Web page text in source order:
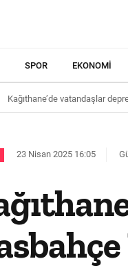
SPOR EKONOMI
Kağıthane’de vatandaşlar
23 Nisan 2025 16:05